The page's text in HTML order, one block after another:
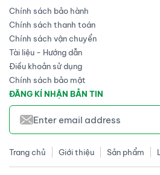
Chính sách bảo hành
Chính sách thanh toán
Chính sách vận chuyển
Tài liệu - Hướng dẫn
Điều khoản sử dụng
Chính sách bảo mật
ĐĂNG KÍ NHẬN BẢN TIN
Trang chủ Giới thiệu Sản phẩm